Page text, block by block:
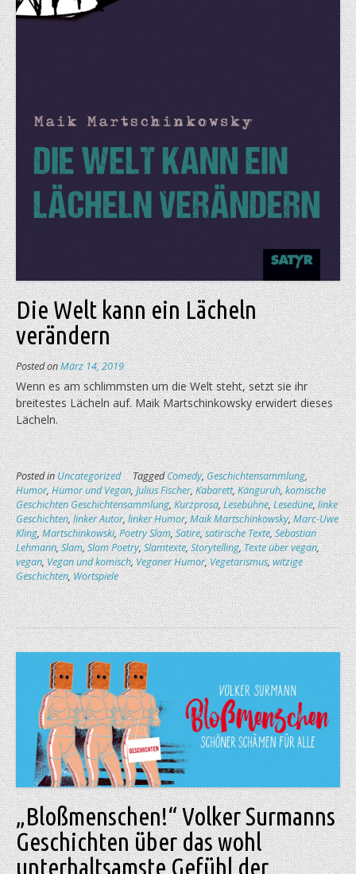
Die Welt kann ein Lächeln
verändern
Posted onMärz 14, 2019
Wenn es am schlimmsten um die Welt steht, setzt sie ihr
breitestes Lächeln auf. Maik Martschinkowsky erwidert dieses
Lächeln.
Posted inUncategorized TaggedComedy,Geschichtensammlung,
Humor,Humor und Vegan,Julius Fischer,Kabarett,Känguruh,komische
Geschichten Geschichtensammlung,Kurzprosa,Lesebühne,Lesedüne,linke
Geschichten,linker Autor,linker Humor,Maik Martschinkowsky,Marc-Uwe
Kling,Martschinkowski,Poetry Slam,Satire,satirische Texte,Sebastian
Lehmann,Slam,Slam Poetry,Slamtexte,Storytelling,Texte über vegan,
vegan,Vegan und komisch,Veganer Humor,Vegetarismus,witzige
Geschichten,Wortspiele
„Bloßmenschen!“ Volker Surmanns
Geschichten über das wohl
unterhaltsamste Gefühl der